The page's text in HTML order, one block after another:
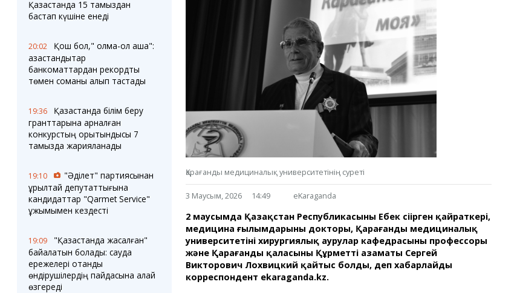
Соққылар
Аптаның коллажы
Ешкин жұлдыз
жорамалы
Теміртау
Балқаш
Жезқазған
Фото
Бейне
3D туры
Анықтамалық
КӨЛІК КЕСТЕСІ
Автобус аялдамалары
Төтенше жағдайлар
қызметі
Компаниялар каталогы
Шиналарды сатып
алыңыз, оңай!
Қазақстанда 15 тамыздан
бастап күшіне енеді
20:02
Қош бол," қолма-қол ақша":
қазақстандықтар
банкоматтардан рекордтық
төмен соманы алып тастады
19:36
Қазақстанда білім беру
гранттарына арналған
конкурстың қорытындысы 7
тамызда жарияланады
19:10
"Әділет" партиясынан
құрылтай депутаттығына
кандидаттар "Qarmet Service"
ұжымымен кездесті
19:09
"Қазақстанда жасалған"
байқалатын болады: сауда
ережелері отандық
өндірушілердің пайдасына қалай
өзгереді
Қарағанды медициналық университетінің суреті
3 Маусым, 2026 14:49 eKaraganda
2 маусымда Қазақстан Республикасының Еңбек сіңірген қайраткері,
медицина ғылымдарының докторы, Қарағанды медициналық
университетінің хирургиялық аурулар кафедрасының профессоры
және Қарағанды қаласының Құрметті азаматы Сергей
Викторович Лохвицкий қайтыс болды, деп хабарлайды
корреспондент ekaraganda.kz.